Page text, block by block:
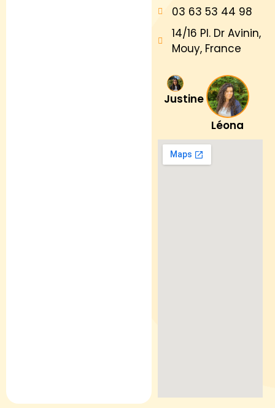
03 63 53 44 98
14/16 Pl. Dr Avinin,
Mouy, France
Justine
Léona